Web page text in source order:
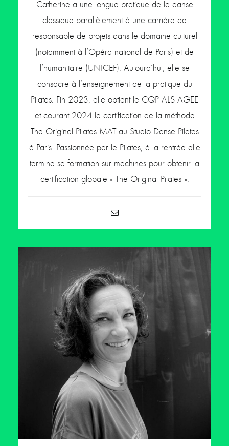
Catherine a une longue pratique de la danse
classique parallèlement à une carrière de
responsable de projets dans le domaine culturel
(notamment à l’Opéra national de Paris) et de
l’humanitaire (UNICEF). Aujourd’hui, elle se
consacre à l’enseignement de la pratique du
Pilates. Fin 2023, elle obtient le CQP ALS AGEE
et courant 2024 la certification de la méthode
The Original Pilates MAT au Studio Danse Pilates
à Paris. Passionnée par le Pilates, à la rentrée elle
termine sa formation sur machines pour obtenir la
certification globale « The Original Pilates ».